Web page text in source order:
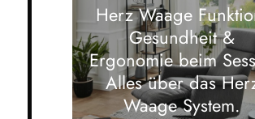
Herz Waage
Gesundheit &
Ergonomie beim
Alles über das
Waage System.